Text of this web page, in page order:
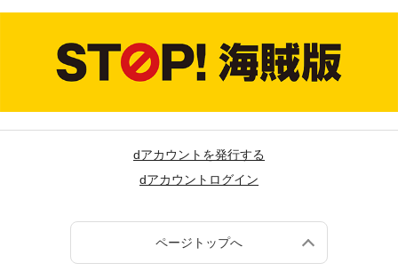
dアカウントを発行する
dアカウントログイン
ページトップへ